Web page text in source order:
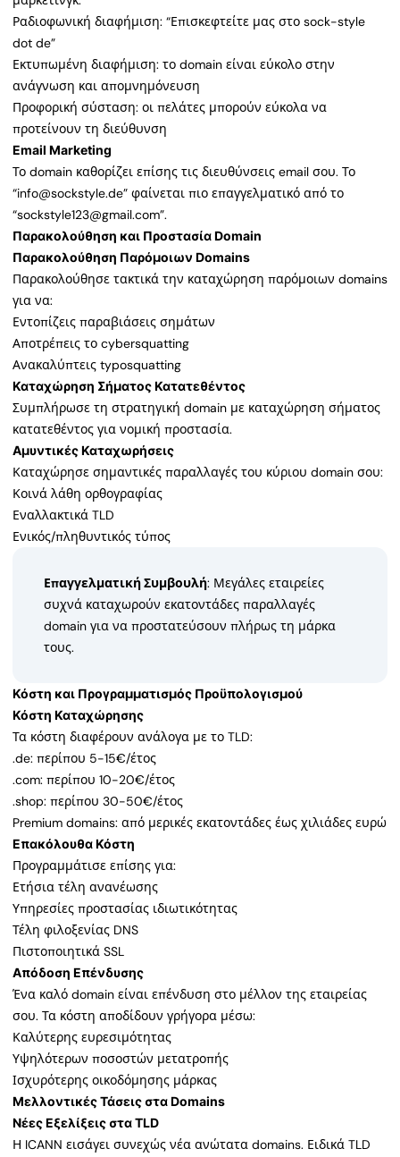
Ραδιοφωνική διαφήμιση: “Επισκεφτείτε μας στο sock-style
dot de”
Εκτυπωμένη διαφήμιση: το domain είναι εύκολο στην
ανάγνωση και απομνημόνευση
Προφορική σύσταση: οι πελάτες μπορούν εύκολα να
προτείνουν τη διεύθυνση
Email Marketing
Το domain καθορίζει επίσης τις διευθύνσεις email σου. Το
“info@sockstyle.de” φαίνεται πιο επαγγελματικό από το
“sockstyle123@gmail.com”.
Παρακολούθηση και Προστασία Domain
Παρακολούθηση Παρόμοιων Domains
Παρακολούθησε τακτικά την καταχώρηση παρόμοιων domains
για να:
Εντοπίζεις παραβιάσεις σημάτων
Αποτρέπεις το cybersquatting
Ανακαλύπτεις typosquatting
Καταχώρηση Σήματος Κατατεθέντος
Συμπλήρωσε τη στρατηγική domain με καταχώρηση σήματος
κατατεθέντος για νομική προστασία.
Αμυντικές Καταχωρήσεις
Καταχώρησε σημαντικές παραλλαγές του κύριου domain σου:
Κοινά λάθη ορθογραφίας
Εναλλακτικά TLD
Ενικός/πληθυντικός τύπος
Επαγγελματική Συμβουλή: Μεγάλες εταιρείες
συχνά καταχωρούν εκατοντάδες παραλλαγές
domain για να προστατεύσουν πλήρως τη μάρκα
τους.
Κόστη και Προγραμματισμός Προϋπολογισμού
Κόστη Καταχώρησης
Τα κόστη διαφέρουν ανάλογα με το TLD:
.de: περίπου 5-15€/έτος
.com: περίπου 10-20€/έτος
.shop: περίπου 30-50€/έτος
Premium domains: από μερικές εκατοντάδες έως χιλιάδες ευρώ
Επακόλουθα Κόστη
Προγραμμάτισε επίσης για:
Ετήσια τέλη ανανέωσης
Υπηρεσίες προστασίας ιδιωτικότητας
Τέλη φιλοξενίας DNS
Πιστοποιητικά SSL
Απόδοση Επένδυσης
Ένα καλό domain είναι επένδυση στο μέλλον της εταιρείας
σου. Τα κόστη αποδίδουν γρήγορα μέσω:
Καλύτερης ευρεσιμότητας
Υψηλότερων ποσοστών μετατροπής
Ισχυρότερης οικοδόμησης μάρκας
Μελλοντικές Τάσεις στα Domains
Νέες Εξελίξεις στα TLD
Η ICANN εισάγει συνεχώς νέα ανώτατα domains. Ειδικά TLD